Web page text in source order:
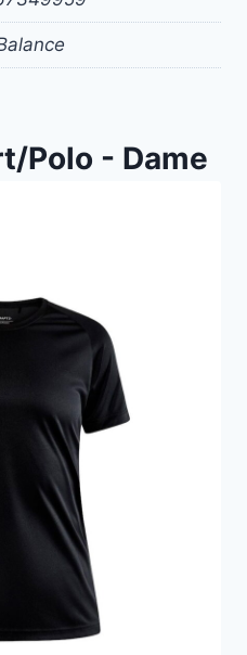
Polo - Dame